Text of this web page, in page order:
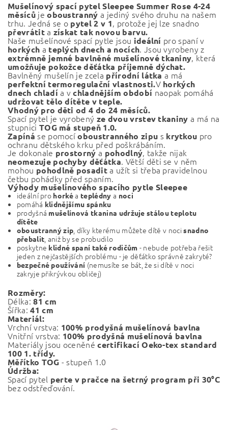
Mušelínový spací pytel Sleepee Summer Rose 4-24
měsícůjeoboustrannýa jediný svého druhu na našem
trhu. Jedná se o pytel 2 v 1, protože jej lze snadno
převrátita získat tak novou barvu.
Naše mušelínové spací pytle jsou ideální pro spaní v
horkých a teplých dnech a nocích. Jsou vyrobeny z
extrémně jemné bavlněné mušelínové tkaniny, která
umožňuje pokožce děťátka příjemně dýchat.
Bavlněný mušelín je zcela přírodní látkaa má
perfektní termoregulační vlastnosti.V horkých
dnech chladía vchladnějším období naopak pomáhá
udržovat tělo dítěte v teple.
Vhodný pro děti od 4 do 24 měsíců.
Spací pytel je vyrobený ze dvou vrstev tkaninya má na
stupnici TOG má stupeň 1.0.
Zapínáse pomocíoboustranného zipu s krytkou pro
ochranu dětského krku před poškrábáním.
Je dokonale prostornýa pohodlný, takže nijak
neomezuje pochyby děťátka. Větší děti se v něm
mohou pohodlně posadita užít si třeba pravidelnou
četbu pohádky před spaním.
Výhody mušelínového spacího pytle Sleepee
ideální pro horkéa teplédny a noci
pomáhá klidnějšímu spánku
prodyšná mušelínová tkanina udržuje stálou teplotu
dítěte
oboustranný zip, díky kterému můžete dítě v nocisnadno
přebalit, aniž by se probudilo
poskytne klidné spaní také rodičům - nebude potřeba řešit
jeden z nejčastějších problému - je děťátko správně zakryté?
bezpečné používání (nemusíte se bát, že si dítě v noci
zakryje přikrývkou obličej)
Rozměry:
Délka:81 cm
Šířka:41 cm
Materiál:
Vrchní vrstva: 100% prodyšná mušelínová bavlna
Vnitřní vrstva: 100% prodyšná mušelínová bavlna
Materiály jsou oceněnécertifikací Oeko-tex standard
100 1. třídy.
Měřítko TOG - stupeň 1.0
Údržba:
Spací pytel perte v pračce na šetrný program při 30°C
bez odstřeďování.